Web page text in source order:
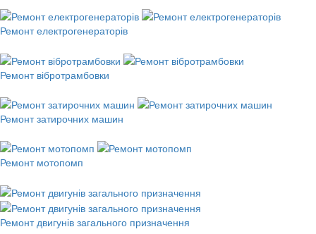
Ремонт електрогенераторів
Ремонт вібротрамбовки
Ремонт затирочних машин
Ремонт мотопомп
Ремонт двигунів загального призначення